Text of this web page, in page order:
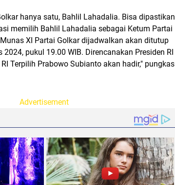
hanya satu, Bahlil Lahadalia. Bisa dipastikan
memilih Bahlil Lahadalia sebagai Ketum Partai
XI Partai Golkar dijadwalkan akan ditutup
2024, pukul 19.00 WIB. Direncanakan Presiden RI
Terpilih Prabowo Subianto akan hadir," pungkas
Advertisement